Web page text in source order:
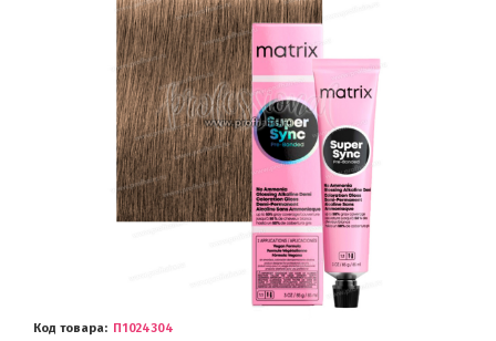
Код товара
П1024304